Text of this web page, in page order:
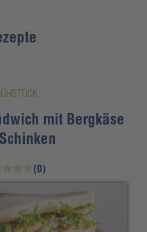
mit Bergkäse
(0)